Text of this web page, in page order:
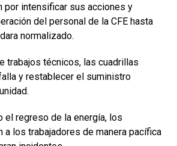
por intensificar sus acciones y
del personal de la CFE hasta
normalizado.
trabajos técnicos, las cuadrillas
y restablecer el suministro
el regreso de la energía, los
a los trabajadores de manera pacífica